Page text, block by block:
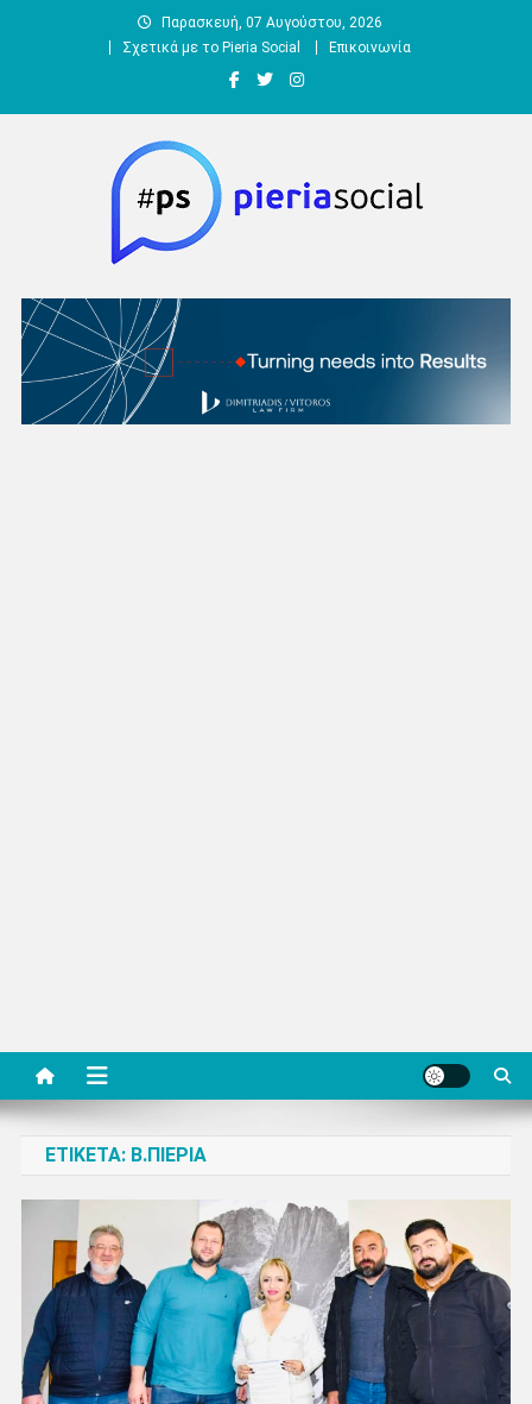
Παρασκευή, 07 Αυγούστου, 2026
Σχετικά με το Pieria Social
Επικοινωνία
Pieria Social
ΕΤΙΚΈΤΑ: Β.ΠΙΕΡΊΑ